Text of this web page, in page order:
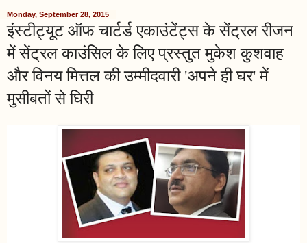
Monday, September 28, 2015
इंस्टीट्यूट ऑफ चार्टर्ड एकाउंटेंट्स के सेंट्रल रीजन
में सेंट्रल काउंसिल के लिए प्रस्तुत मुकेश कुशवाह
और विनय मित्तल की उम्मीदवारी 'अपने ही घर' में
मुसीबतों से घिरी